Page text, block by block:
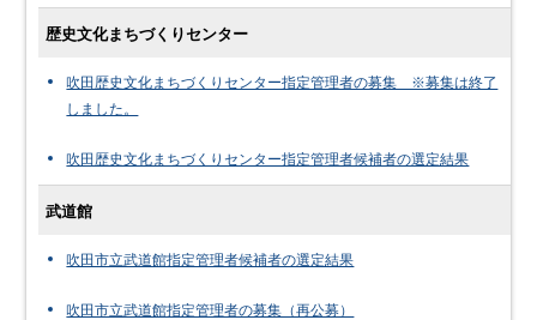
歴史文化まちづくりセンター
吹田歴史文化まちづくりセンター指定管理者の募集 ※募集は終了
しました。
吹田歴史文化まちづくりセンター指定管理者候補者の選定結果
武道館
吹田市立武道館指定管理者候補者の選定結果
吹田市立武道館指定管理者の募集（再公募）